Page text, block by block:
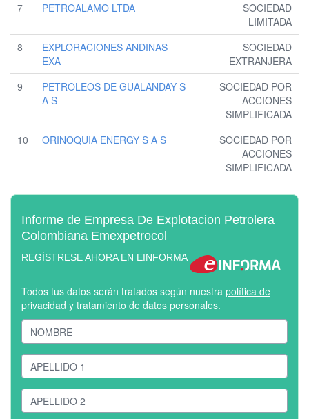
7
PETROALAMO LTDA
SOCIEDAD
LIMITADA
8
EXPLORACIONES ANDINAS
EXA
SOCIEDAD
EXTRANJERA
9
PETROLEOS DE GUALANDAY S
A S
SOCIEDAD POR
ACCIONES
SIMPLIFICADA
10
ORINOQUIA ENERGY S A S
SOCIEDAD POR
ACCIONES
SIMPLIFICADA
Informe de Empresa De Explotacion Petrolera
Colombiana Emexpetrocol
REGÍSTRESE AHORA EN EINFORMA
Todos tus datos serán tratados según nuestra política de
privacidad y tratamiento de datos personales.